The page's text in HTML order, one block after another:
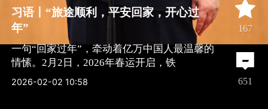
习语丨“旅途顺利，平安回家，开心过
年”
一句“回家过年”，牵动着亿万中国人最温馨的
情愫。2月2日，2026年春运开启，铁
全文
2026-02-02 10:58
167
651